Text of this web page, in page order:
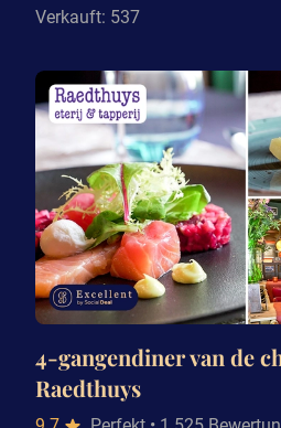
Verkauft: 537
4-gangendiner van de
Raedthuys